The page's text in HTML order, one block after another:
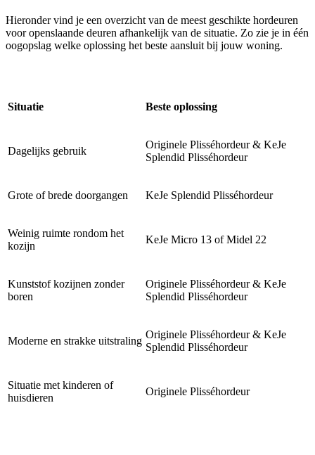
Hieronder vind je een overzicht van de meest geschikte hordeuren
voor openslaande deuren afhankelijk van de situatie. Zo zie je in één
oogopslag welke oplossing het beste aansluit bij jouw woning.
Situatie Beste oplossing
Dagelijks gebruik
Originele Plisséhordeur & KeJe
Splendid Plisséhordeur
Grote of brede doorgangen KeJe Splendid Plisséhordeur
Weinig ruimte rondom het
kozijn
KeJe Micro 13 of Midel 22
Kunststof kozijnen zonder
boren
Originele Plisséhordeur & KeJe
Splendid Plisséhordeur
Moderne en strakke uitstraling
Originele Plisséhordeur & KeJe
Splendid Plisséhordeur
Situatie met kinderen of
huisdieren
Originele Plisséhordeur